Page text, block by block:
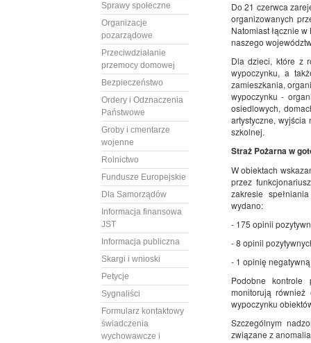
Sprawy społeczne
Organizacje
pozarządowe
Przeciwdziałanie
przemocy domowej
Bezpieczeństwo
Ordery i Odznaczenia
Państwowe
Groby i cmentarze
wojenne
Rolnictwo
Fundusze Europejskie
Dla Samorządów
Informacja finansowa
JST
Informacja publiczna
Skargi i wnioski
Petycje
Sygnaliści
Formularz kontaktowy
świadczenia
wychowawcze i
Do 21 czerwca
organizowanych
Natomiast łącznie
naszego
Dla dzieci, które z
wypoczynku, a
zamieszkania,
wypoczynku -
osiedlowych,
artystyczne,
szkolnej.
Straż Pożarna w
W obiektach
przez
zakresie
wydano:
- 175 opinii
- 8 opinii
- 1 opinię
Podobne kontrole
monitorują
wypoczynku
Szczególnym
związane z